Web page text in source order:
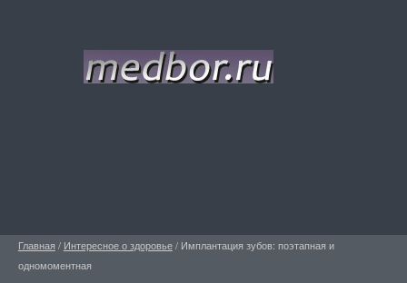
Главная / Интересное о здоровье/ Имплантация зубов: поэтапная и
одномоментная